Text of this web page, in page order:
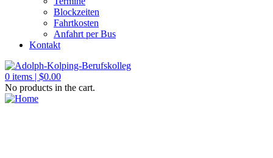
Blockzeiten
Fahrtkosten
Anfahrt per Bus
Kontakt
0 items | $0.00
No products in the cart.